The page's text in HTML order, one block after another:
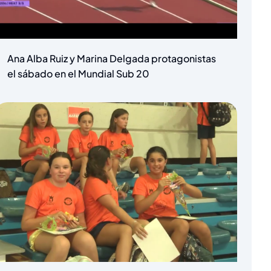
Ana Alba Ruiz y Marina Delgada protagonistas
el sábado en el Mundial Sub 20